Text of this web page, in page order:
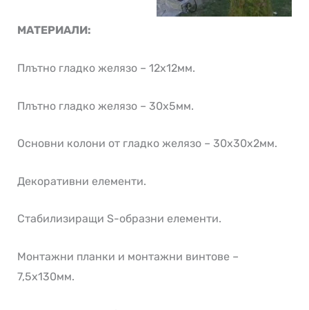
МАТЕРИАЛИ:
Плътно гладко желязо – 12х12мм.
Плътно гладко желязо – 30х5мм.
Основни колони от гладко желязо – 30х30х2мм.
Декоративни елементи.
Стабилизиращи S-образни елементи.
Монтажни планки и монтажни винтове –
7,5х130мм.